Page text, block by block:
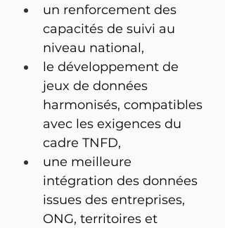
un renforcement des
capacités de suivi au
niveau national,
le développement de
jeux de données
harmonisés, compatibles
avec les exigences du
cadre TNFD,
une meilleure
intégration des données
issues des entreprises,
ONG, territoires et